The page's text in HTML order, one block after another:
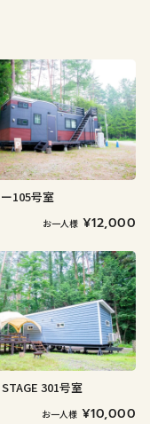
105号室
お一人様 ¥12,000
301号室
お一人様 ¥10,000